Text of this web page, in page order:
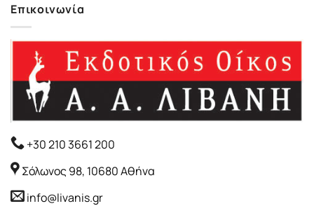
Επικοινωνία
+30 210 3661 200
Σόλωνος 98, 10680 Αθήνα
info@livanis.gr